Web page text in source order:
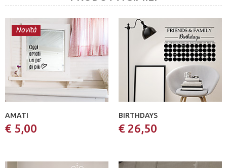
Novità
AMATI
€ 5,00
BIRTHDAYS
€ 26,50